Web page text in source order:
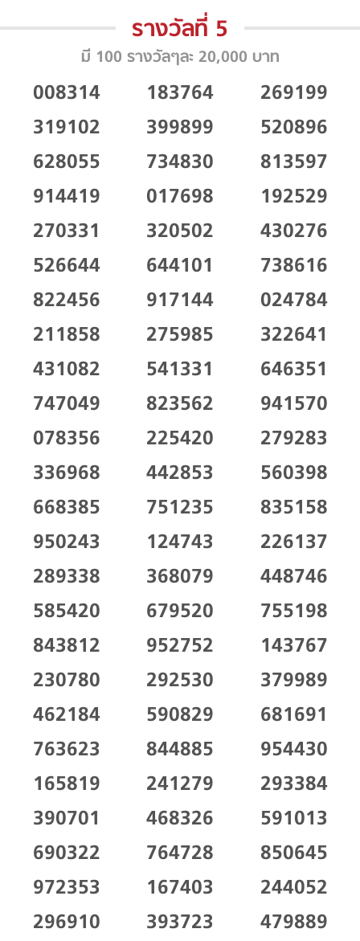
รางวัลที่ 5
มี 100 รางวัลๆละ 20,000 บาท
008314 183764
269199
319102
399899
520896
628055
734830
813597
914419
017698
192529
270331
320502
430276
526644
644101
738616
822456
917144
024784
211858
275985
322641
431082
541331
646351
747049
823562
941570
078356
225420
279283
336968
442853
560398
668385
751235
835158
950243
124743
226137
289338
368079
448746
585420
679520
755198
843812
952752
143767
230780
292530
379989
462184
590829
681691
763623
844885
954430
165819
241279
293384
390701
468326
591013
690322
764728
850645
972353
167403
244052
296910
393723
479889